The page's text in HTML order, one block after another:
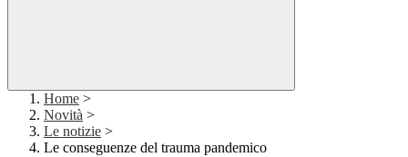
Home >
Novità >
Le notizie >
Le conseguenze del trauma pandemico